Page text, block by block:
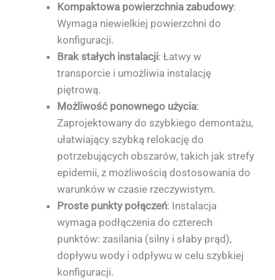
Kompaktowa powierzchnia zabudowy:
Wymaga niewielkiej powierzchni do
konfiguracji.
Brak stałych instalacji: Łatwy w
transporcie i umożliwia instalację
piętrową.
Możliwość ponownego użycia:
Zaprojektowany do szybkiego demontażu,
ułatwiający szybką relokację do
potrzebujących obszarów, takich jak strefy
epidemii, z możliwością dostosowania do
warunków w czasie rzeczywistym.
Proste punkty połączeń: Instalacja
wymaga podłączenia do czterech
punktów: zasilania (silny i słaby prąd),
dopływu wody i odpływu w celu szybkiej
konfiguracji.